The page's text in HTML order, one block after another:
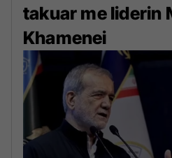
takuar me liderin
Khamenei